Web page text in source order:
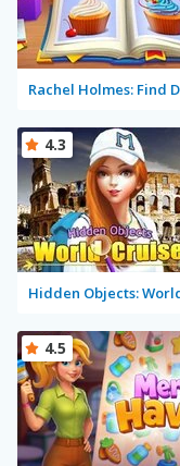
4.3
4.5